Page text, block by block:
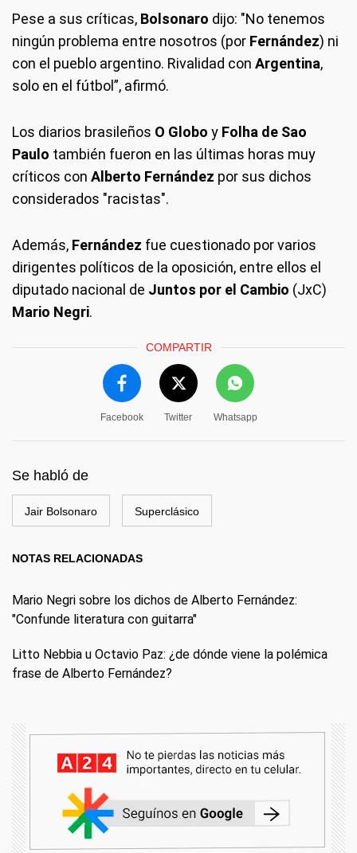
Pese a sus críticas, Bolsonaro dijo: "No tenemos
ningún problema entre nosotros (por Fernández) ni
con el pueblo argentino. Rivalidad con Argentina,
solo en el fútbol”, afirmó.
Los diarios brasileños O Globo y Folha de Sao
Paulo también fueron en las últimas horas muy
críticos con Alberto Fernández por sus dichos
considerados "racistas".
Además, Fernández fue cuestionado por varios
dirigentes políticos de la oposición, entre ellos el
diputado nacional de Juntos por el Cambio (JxC)
Mario Negri.
COMPARTIR
Facebook Twitter Whatsapp
Se habló de
Jair Bolsonaro Superclásico
NOTAS RELACIONADAS
Mario Negri sobre los dichos de Alberto Fernández:
"Confunde literatura con guitarra"
Litto Nebbia u Octavio Paz: ¿de dónde viene la polémica
frase de Alberto Fernández?